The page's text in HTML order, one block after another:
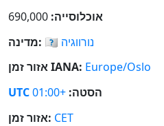
אוכלוסייה:
מדינה: 🇳🇴 נורווגיה
אזור זמן IANA: Europe/Oslo
UTC
הסטה: +01:00
אזור זמן: CET